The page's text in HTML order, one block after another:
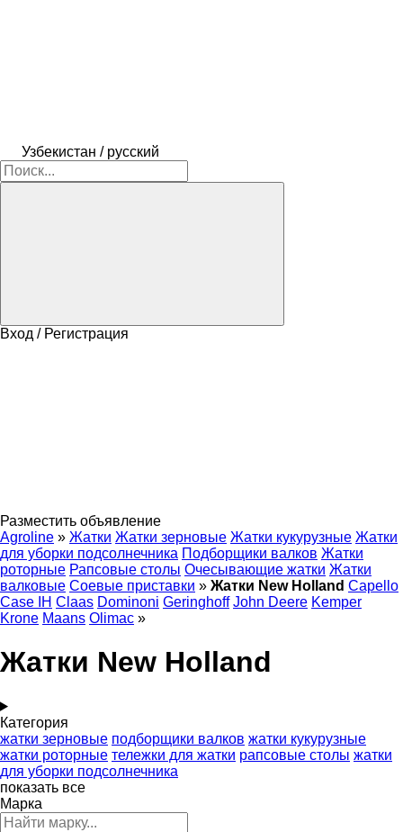
Узбекистан / русский
Вход / Регистрация
Разместить объявление
Agroline » Жатки Жатки зерновые Жатки кукурузные Жатки
для уборки подсолнечника Подборщики валков Жатки
роторные Рапсовые столы Очесывающие жатки Жатки
валковые Соевые приставки » Жатки New Holland Capello
Case IH Claas Dominoni Geringhoff John Deere Kemper
Krone Maans Olimac »
Жатки New Holland
Категория
жатки зерновые подборщики валков жатки кукурузные
жатки роторные тележки для жатки рапсовые столы жатки
для уборки подсолнечника
показать все
Марка